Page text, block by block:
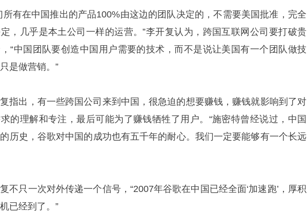
所有在中国推出的产品100%由这边的团队决定的，不需要美国批准，完全
，几乎是本土公司一样的运营。”李开复认为，跨国互联网公司要打破贵
“中国团队要创造中国用户需要的技术，而不是说让美国有一个团队做技
是做营销。”
指出，有一些跨国公司来到中国，很急迫的想要赚钱，赚钱就影响到了对
的理解和专注，最后可能为了赚钱牺牲了用户。“施密特曾经说过，中国
历史，谷歌对中国的成功也有五千年的耐心。我们一定要能够有一个长远
不只一次对外传递一个信号，“2007年谷歌在中国已经全面‘加速跑’，厚积
已经到了。”